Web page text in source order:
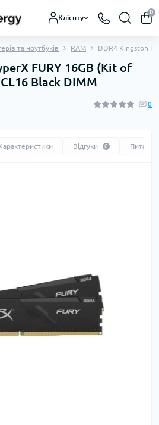
Клієнту
0
та ноутбуків RAM DDR4 Kingston
FURY 16GB (Kit of
Black DIMM
0
Відгуки 0 Питання